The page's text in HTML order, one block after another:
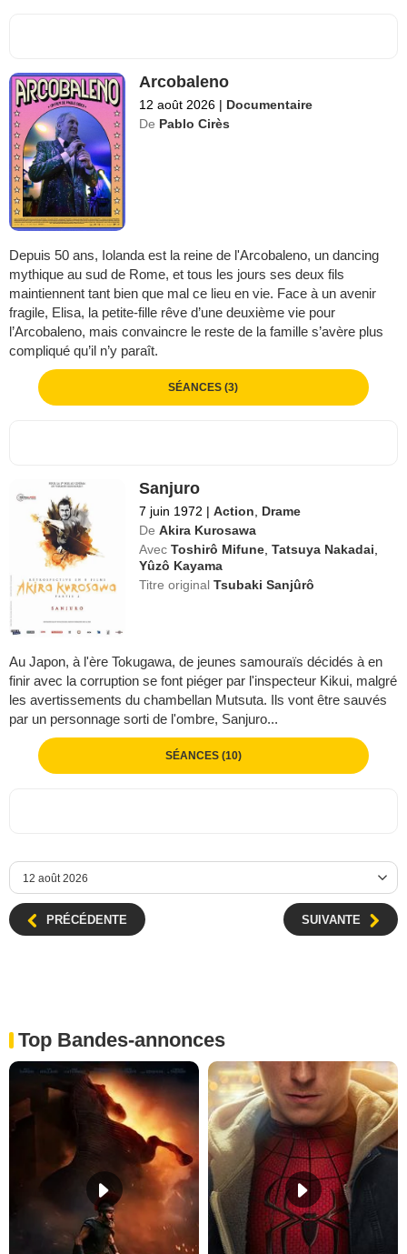
Arcobaleno
12 août 2026 | Documentaire
De Pablo Cirès
Depuis 50 ans, Iolanda est la reine de l'Arcobaleno, un dancing
mythique au sud de Rome, et tous les jours ses deux fils
maintiennent tant bien que mal ce lieu en vie. Face à un avenir
fragile, Elisa, la petite-fille rêve d’une deuxième vie pour
l’Arcobaleno, mais convaincre le reste de la famille s’avère plus
compliqué qu’il n’y paraît.
SÉANCES (3)
Sanjuro
7 juin 1972 | Action
Drame
De Akira Kurosawa
Avec Toshirô Mifune ,Tatsuya Nakadai
Yûzô Kayama
Titre originalTsubaki Sanjûrô
Au Japon, à l'ère Tokugawa, de jeunes samouraïs décidés à en
finir avec la corruption se font piéger par l'inspecteur Kikui, malgré
les avertissements du chambellan Mutsuta. Ils vont être sauvés
par un personnage sorti de l'ombre, Sanjuro...
SÉANCES (10)
PRÉCÉDENTE SUIVANTE
Top Bandes-annonces